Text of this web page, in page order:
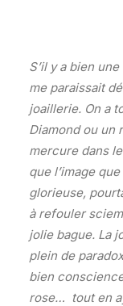
S’il y a bien
me paraissait
joaillerie. On a
Diamond ou un
mercure dans
que l’image
glorieuse,
à refouler
jolie bague. La
plein de
bien
rose… tout en